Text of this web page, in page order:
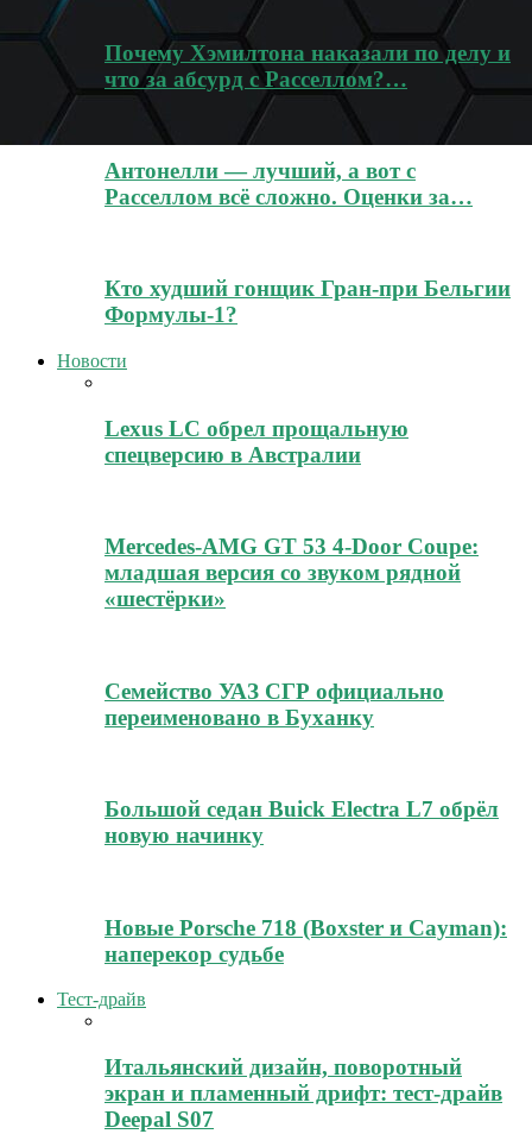
Почему Хэмилтона наказали по делу и
что за абсурд с Расселлом?…
Антонелли — лучший, а вот с
Расселлом всё сложно. Оценки за…
Кто худший гонщик Гран-при Бельгии
Формулы-1?
Новости
Lexus LC обрел прощальную
спецверсию в Австралии
Mercedes-AMG GT 53 4-Door Coupe:
младшая версия со звуком рядной
«шестёрки»
Семейство УАЗ СГР официально
переименовано в Буханку
Большой седан Buick Electra L7 обрёл
новую начинку
Новые Porsche 718 (Boxster и Cayman):
наперекор судьбе
Тест-драйв
Итальянский дизайн, поворотный
экран и пламенный дрифт: тест-драйв
Deepal S07